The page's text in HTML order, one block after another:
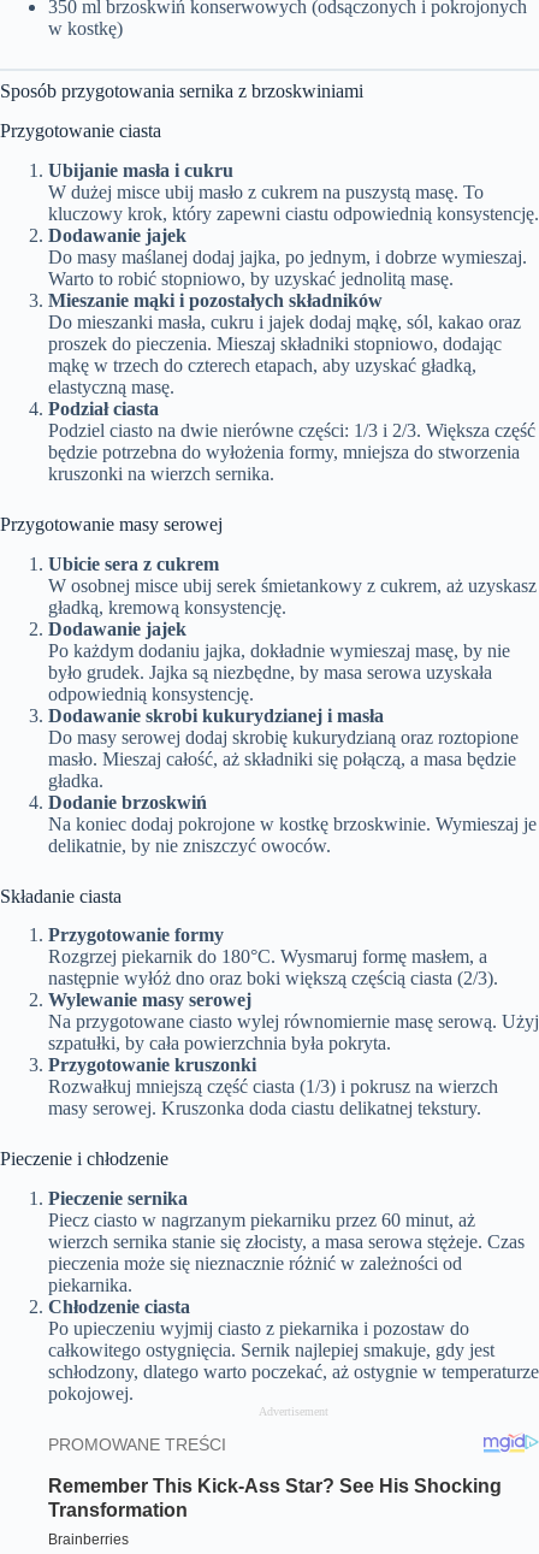
350 ml brzoskwiń konserwowych (odsączonych i pokrojonych
w kostkę)
Sposób przygotowania sernika z brzoskwiniami
Przygotowanie ciasta
Ubijanie masła i cukru
W dużej misce ubij masło z cukrem na puszystą masę. To
kluczowy krok, który zapewni ciastu odpowiednią konsystencję.
Dodawanie jajek
Do masy maślanej dodaj jajka, po jednym, i dobrze wymieszaj.
Warto to robić stopniowo, by uzyskać jednolitą masę.
Mieszanie mąki i pozostałych składników
Do mieszanki masła, cukru i jajek dodaj mąkę, sól, kakao oraz
proszek do pieczenia. Mieszaj składniki stopniowo, dodając
mąkę w trzech do czterech etapach, aby uzyskać gładką,
elastyczną masę.
Podział ciasta
Podziel ciasto na dwie nierówne części: 1/3 i 2/3. Większa część
będzie potrzebna do wyłożenia formy, mniejsza do stworzenia
kruszonki na wierzch sernika.
Przygotowanie masy serowej
Ubicie sera z cukrem
W osobnej misce ubij serek śmietankowy z cukrem, aż uzyskasz
gładką, kremową konsystencję.
Dodawanie jajek
Po każdym dodaniu jajka, dokładnie wymieszaj masę, by nie
było grudek. Jajka są niezbędne, by masa serowa uzyskała
odpowiednią konsystencję.
Dodawanie skrobi kukurydzianej i masła
Do masy serowej dodaj skrobię kukurydzianą oraz roztopione
masło. Mieszaj całość, aż składniki się połączą, a masa będzie
gładka.
Dodanie brzoskwiń
Na koniec dodaj pokrojone w kostkę brzoskwinie. Wymieszaj je
delikatnie, by nie zniszczyć owoców.
Składanie ciasta
Przygotowanie formy
Rozgrzej piekarnik do 180°C. Wysmaruj formę masłem, a
następnie wyłóż dno oraz boki większą częścią ciasta (2/3).
Wylewanie masy serowej
Na przygotowane ciasto wylej równomiernie masę serową. Użyj
szpatułki, by cała powierzchnia była pokryta.
Przygotowanie kruszonki
Rozwałkuj mniejszą część ciasta (1/3) i pokrusz na wierzch
masy serowej. Kruszonka doda ciastu delikatnej tekstury.
Pieczenie i chłodzenie
Pieczenie sernika
Piecz ciasto w nagrzanym piekarniku przez 60 minut, aż
wierzch sernika stanie się złocisty, a masa serowa stężeje. Czas
pieczenia może się nieznacznie różnić w zależności od
piekarnika.
Chłodzenie ciasta
Po upieczeniu wyjmij ciasto z piekarnika i pozostaw do
całkowitego ostygnięcia. Sernik najlepiej smakuje, gdy jest
schłodzony, dlatego warto poczekać, aż ostygnie w temperaturze
pokojowej.
Advertisement